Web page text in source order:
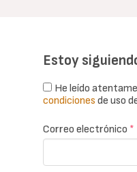
Estoy
He leído
condiciones de uso
Correo electrónico *